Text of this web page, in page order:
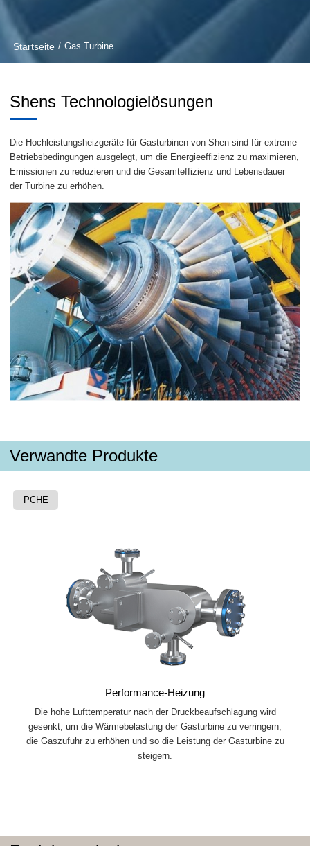
Startseite / Gas Turbine
Shens Technologielösungen
Die Hochleistungsheizgeräte für Gasturbinen von Shen sind für extreme
Betriebsbedingungen ausgelegt, um die Energieeffizienz zu maximieren,
Emissionen zu reduzieren und die Gesamteffizienz und Lebensdauer
der Turbine zu erhöhen.
Verwandte Produkte
PCHE
Performance-Heizung
Die hohe Lufttemperatur nach der Druckbeaufschlagung wird
gesenkt, um die Wärmebelastung der Gasturbine zu verringern,
die Gaszufuhr zu erhöhen und so die Leistung der Gasturbine zu
steigern.